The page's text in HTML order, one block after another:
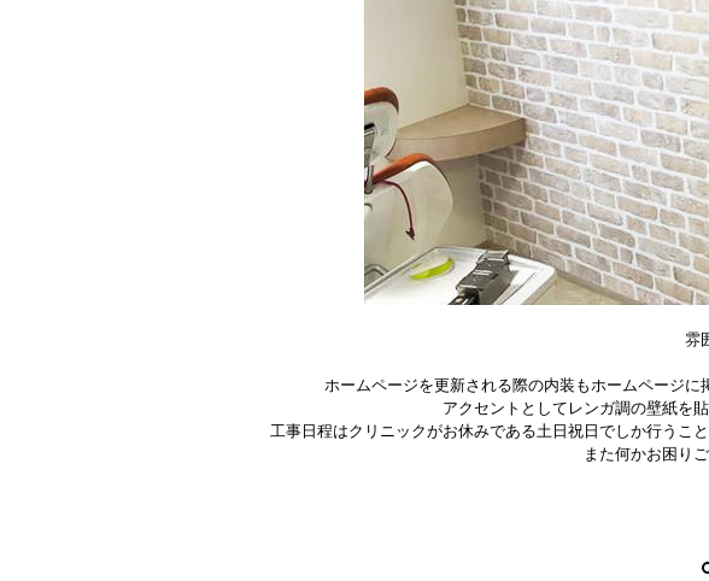
雰
ホームページを更新される際の内装もホームページに
アクセントとしてレンガ調の壁紙を
工事日程はクリニックがお休みである土日祝日でしか行うこ
また何かお困り